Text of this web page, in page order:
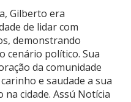
Gilberto era
de lidar com
demonstrando
cenário político. Sua
da comunidade
e saudade a sua
cidade. Assú Notícia